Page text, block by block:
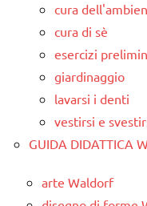
cura
cura di sè
esercizi
giardinaggio
lavarsi i denti
vestirsi e
GUIDA DIDATTICA
arte Waldorf